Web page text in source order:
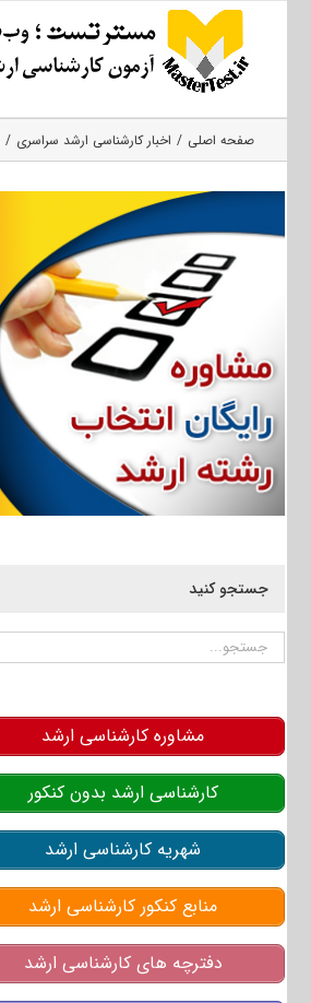
صفحه اصلی اخبار کارشناسی ارشد سراسری
جستجو کنید
جستجو
مشاوره کارشناسی ارشد
کارشناسی ارشد بدون کنکور
شهریه کارشناسی ارشد
منابع کنکور کارشناسی ارشد
دفترچه های کارشناسی ارشد